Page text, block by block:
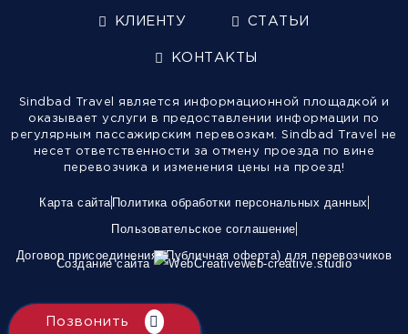
КЛИЕНТУ СТАТЬИ
КОНТАКТЫ
Sindbad Travel является информационной площадкой и
оказывает услуги в предоставлении информации по
регулярным пассажирским перевозкам. Sindbad Travel не
несет ответственности за отмену проезда по вине
перевозчика и изменения цены на проезд!
Карта сайта Политика обработки персональных данных
Пользовательское соглашение
Договор присоединения (Публичная оферта) для перевозчиков
Создание сайта web-creative.studio
Позвонить